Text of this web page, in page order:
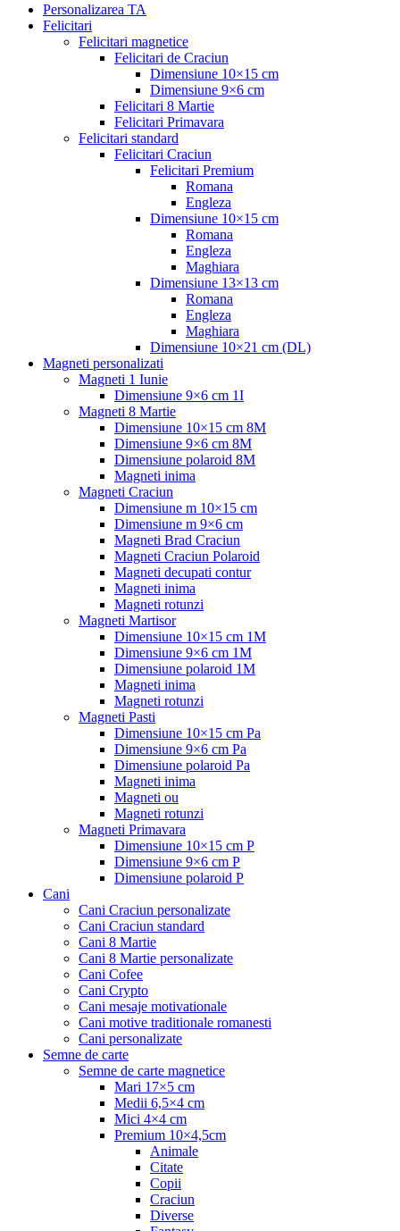
Personalizarea TA
Felicitari
Felicitari magnetice
Felicitari de Craciun
Dimensiune 10×15 cm
Dimensiune 9×6 cm
Felicitari 8 Martie
Felicitari Primavara
Felicitari standard
Felicitari Craciun
Felicitari Premium
Romana
Engleza
Dimensiune 10×15 cm
Romana
Engleza
Maghiara
Dimensiune 13×13 cm
Romana
Engleza
Maghiara
Dimensiune 10×21 cm (DL)
Magneti personalizati
Magneti 1 Iunie
Dimensiune 9×6 cm 1I
Magneti 8 Martie
Dimensiune 10×15 cm 8M
Dimensiune 9×6 cm 8M
Dimensiune polaroid 8M
Magneti inima
Magneti Craciun
Dimensiune m 10×15 cm
Dimensiune m 9×6 cm
Magneti Brad Craciun
Magneti Craciun Polaroid
Magneti decupati contur
Magneti inima
Magneti rotunzi
Magneti Martisor
Dimensiune 10×15 cm 1M
Dimensiune 9×6 cm 1M
Dimensiune polaroid 1M
Magneti inima
Magneti rotunzi
Magneti Pasti
Dimensiune 10×15 cm Pa
Dimensiune 9×6 cm Pa
Dimensiune polaroid Pa
Magneti inima
Magneti ou
Magneti rotunzi
Magneti Primavara
Dimensiune 10×15 cm P
Dimensiune 9×6 cm P
Dimensiune polaroid P
Cani
Cani Craciun personalizate
Cani Craciun standard
Cani 8 Martie
Cani 8 Martie personalizate
Cani Cofee
Cani Crypto
Cani mesaje motivationale
Cani motive traditionale romanesti
Cani personalizate
Semne de carte
Semne de carte magnetice
Mari 17×5 cm
Medii 6,5×4 cm
Mici 4×4 cm
Premium 10×4,5cm
Animale
Citate
Copii
Craciun
Diverse